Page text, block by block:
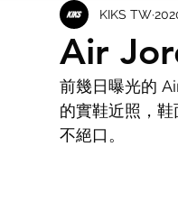
Air
KIKS TW
前幾日曝光的
的實鞋近照，
不絕口。